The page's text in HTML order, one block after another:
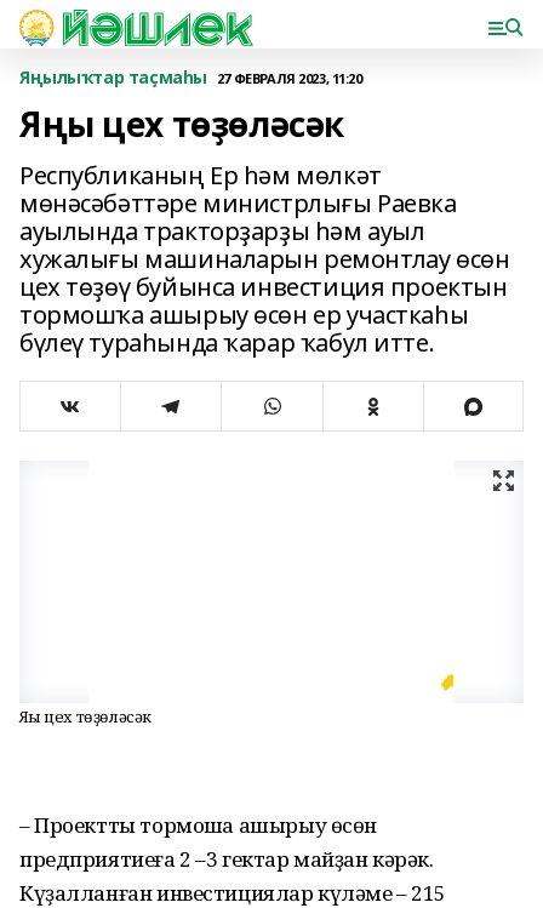
Яңылыҡтар таҫмаһы 27 ФЕВРАЛЯ 2023, 11:20
Яңы цех төҙөләсәк
Республиканың Ер һәм мөлкәт
мөнәсәбәттәре министрлығы Раевка
ауылында тракторҙарҙы һәм ауыл
хужалығы машиналарын ремонтлау өсөн
цех төҙөү буйынса инвестиция проектын
тормошҡа ашырыу өсөн ер участкаһы
бүлеү тураһында ҡарар ҡабул итте.
Яңы цех төҙөләсәк
– Проектты тормошҡа ашырыу өсөн
предприятиеға 2 –3 гектар майҙан кәрәк.
Күҙалланған инвестициялар күләме – 215